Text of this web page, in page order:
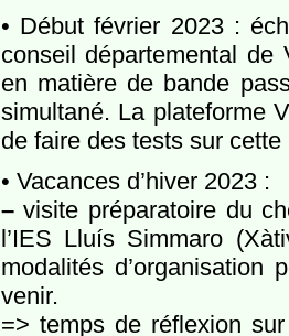
• Début février 2023 :
conseil départemental
en matière de bande
simultané. La plateforme
de faire des tests sur
• Vacances d’hiver 2023 :
–visite préparatoire du
l’IES Lluís Simmaro
modalités d’organisation
venir.
=> temps de réflexion